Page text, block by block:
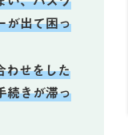
が出て困っ
わせをした
続きが滞っ